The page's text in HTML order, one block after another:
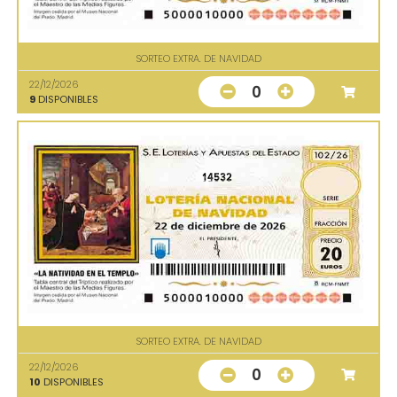
SORTEO EXTRA. DE NAVIDAD
22/12/2026
9 DISPONIBLES 0
14532
SORTEO EXTRA. DE NAVIDAD
22/12/2026
10 DISPONIBLES 0